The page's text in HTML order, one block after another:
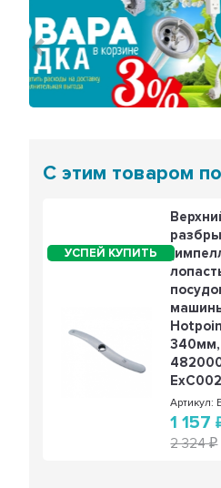
Предыдущий
С этим товаром
340мм,
Артикул:
1 157
2 324